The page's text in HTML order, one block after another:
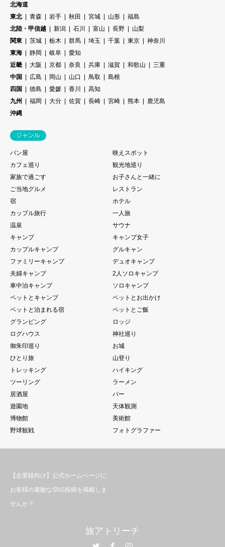
北海道
東北
青森 岩手 秋田 宮城 山形
福島
北陸・甲信越
新潟 石川 富山 長野
山梨
関東
茨城 栃木 群馬 埼玉 千葉 東京
神奈川
東海
静岡 岐阜
愛知
近畿
大阪 京都 奈良 兵庫 滋賀 和歌山
三重
中国
広島 岡山 山口 鳥取
島根
四国
徳島 愛媛 香川
高知
九州
福岡 大分 佐賀 長崎 宮崎 熊本
鹿児島
沖縄
ジャンル
パン屋
映えスポット
カフェ巡り
観光地巡り
家族で過ごす
お子さんと一緒に
ご当地グルメ
レストラン
宿
ホテル
カップル旅行
一人旅
温泉
サウナ
キャンプ
キャンプ女子
カップルキャンプ
グルキャン
ファミリーキャンプ
デュオキャンプ
夫婦キャンプ
2人ソロキャンプ
車中泊キャンプ
ソロキャンプ
ペットとキャンプ
ペットとお出かけ
ペットと泊まれる宿
ペットとご飯
グランピング
ロッジ
ログハウス
神社巡り
御朱印巡り
お城
ひとり旅
山登り
トレッキング
ハイキング
ツーリング
ラーメン
居酒屋
バー
遊園地
天体観測
博物館
美術館
野球観戦
フォトグラファー
【企業様向け】公式ホームページに
お客様の素敵なSNS投稿を掲載しま
せんか？
旅アトリーチ